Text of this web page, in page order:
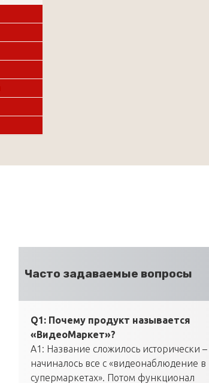
Часто задаваемые вопросы
Q1: Почему продукт называется
«ВидеоМаркет»?
A1: Название сложилось исторически –
начиналось все с «видеонаблюдение в
супермаркетах». Потом функционал